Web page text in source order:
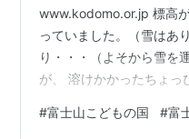
www.kodomo.or.jp 標高
っていました。（雪はあ
り・・・（よそから雪を
が、 溶けかかったちょっ
い方が違う気がするけれ
#富士山こどもの国 #富